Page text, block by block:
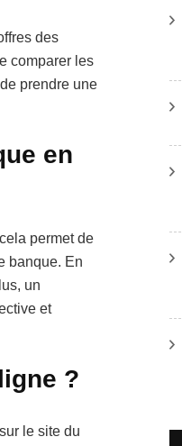
des
comparer les
prendre une
en
permet de
banque. En
un
et
?
le site du